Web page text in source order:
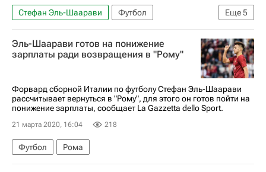
Еще5
Стефан Эль-Шаарави
Футбол
Николо Дзаньоло
Павел Давидович
Верона
Рома
Серия А 2026-2027 (Чемпионат Италии по футболу)
Эль-Шаарави готов на понижение
зарплаты ради возвращения в "Рому"
Форвард сборной Италии по футболу Стефан Эль-Шаарави
рассчитывает вернуться в "Рому", для этого он готов пойти на
понижение зарплаты, сообщает La Gazzetta dello Sport.
21 марта 2020, 16:04 218
Футбол Рома